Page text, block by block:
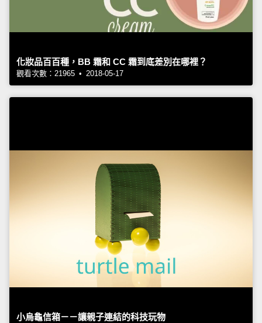
化妝品百百種，BB 霜和 CC 霜到底差別在哪裡？
觀看次數：21965 • 2018-05-17
小烏龜信箱－－讓親子連結的科技玩物